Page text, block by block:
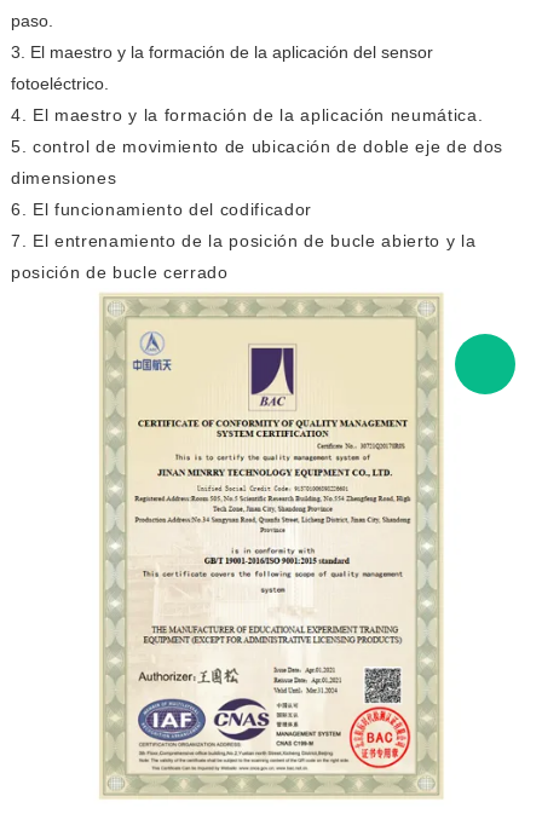
paso.
3. El maestro y la formación de la aplicación del sensor
fotoeléctrico.
4. El maestro y la formación de la aplicación neumática.
5. control de movimiento de ubicación de doble eje de dos
dimensiones
6. El funcionamiento del codificador
7. El entrenamiento de la posición de bucle abierto y la
posición de bucle cerrado